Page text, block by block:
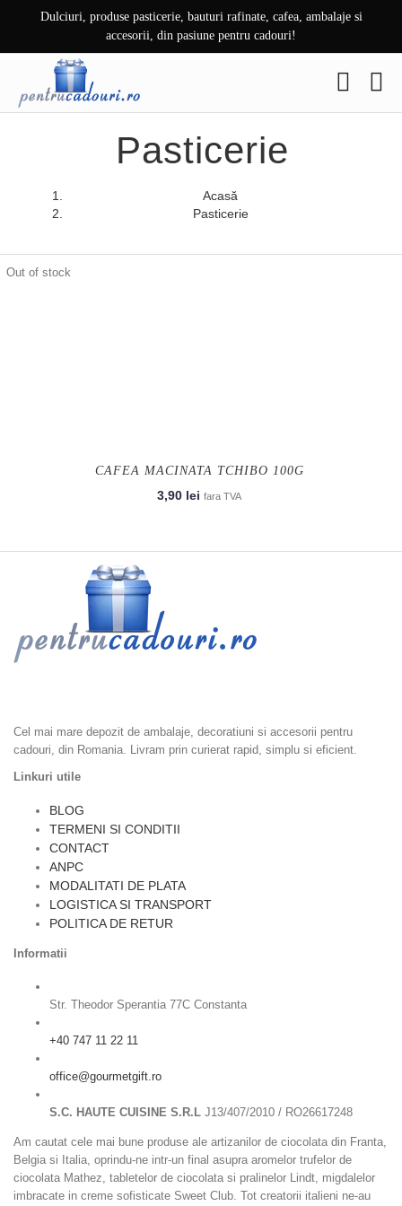
Dulciuri, produse pasticerie, bauturi rafinate, cafea, ambalaje si
accesorii, din pasiune pentru cadouri!
Pasticerie
Acasă
Pasticerie
Out of stock
CAFEA MACINATA TCHIBO 100G
3,90 lei fara TVA
Cel mai mare depozit de ambalaje, decoratiuni si accesorii pentru
cadouri, din Romania. Livram prin curierat rapid, simplu si eficient.
Linkuri utile
BLOG
TERMENI SI CONDITII
CONTACT
ANPC
MODALITATI DE PLATA
LOGISTICA SI TRANSPORT
POLITICA DE RETUR
Informatii
Str. Theodor Sperantia 77C Constanta
+40 747 11 22 11
office@gourmetgift.ro
S.C. HAUTE CUISINE S.R.L J13/407/2010 / RO26617248
Am cautat cele mai bune produse ale artizanilor de ciocolata din Franta,
Belgia si Italia, oprindu-ne intr-un final asupra aromelor trufelor de
ciocolata Mathez, tabletelor de ciocolata si pralinelor Lindt, migdalelor
imbracate in creme sofisticate Sweet Club. Tot creatorii italieni ne-au